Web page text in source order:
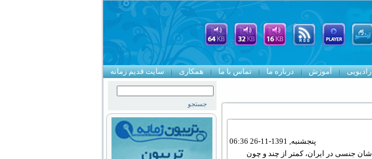
سایت قدیم زمانه همکاری تماس با ما درباره ما آموزش
پنجشنبه, 1391-11-26 06:36
جنسی در ایران، کمتر از چند و چون